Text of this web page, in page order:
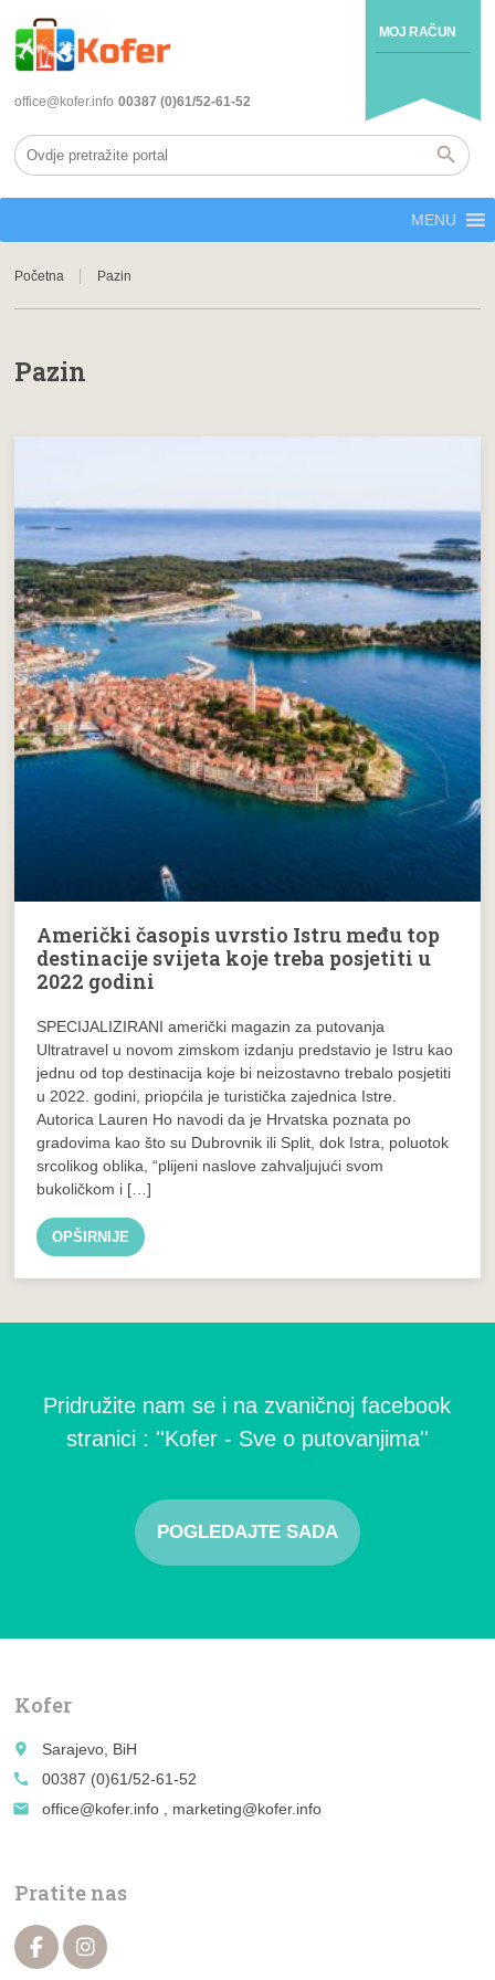
MOJ RAČUN
office@kofer.info 00387 (0)61/52-61-52
MENU
Početna Pazin
Pazin
Američki časopis uvrstio Istru među top
destinacije svijeta koje treba posjetiti u
2022 godini
SPECIJALIZIRANI američki magazin za putovanja
Ultratravel u novom zimskom izdanju predstavio je Istru kao
jednu od top destinacija koje bi neizostavno trebalo posjetiti
u 2022. godini, priopćila je turistička zajednica Istre.
Autorica Lauren Ho navodi da je Hrvatska poznata po
gradovima kao što su Dubrovnik ili Split, dok Istra, poluotok
srcolikog oblika, “plijeni naslove zahvaljujući svom
bukoličkom i […]
OPŠIRNIJE
Pridružite nam se i na zvaničnoj facebook
stranici : ''Kofer - Sve o putovanjima''
POGLEDAJTE SADA
Kofer
place
Sarajevo, BiH
call
00387 (0)61/52-61-52
email
office@kofer.info , marketing@kofer.info
Pratite nas